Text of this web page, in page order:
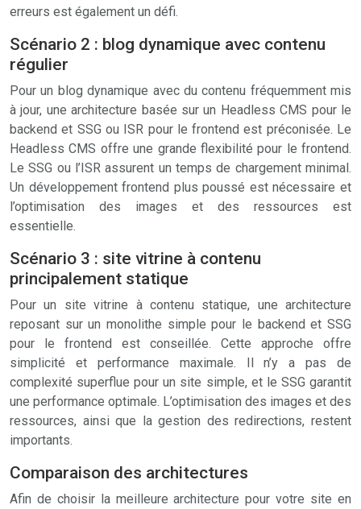
erreurs est également un défi.
Scénario 2 : blog dynamique avec contenu
régulier
Pour un blog dynamique avec du contenu fréquemment mis
à jour, une architecture basée sur un Headless CMS pour le
backend et SSG ou ISR pour le frontend est préconisée. Le
Headless CMS offre une grande flexibilité pour le frontend.
Le SSG ou l’ISR assurent un temps de chargement minimal.
Un développement frontend plus poussé est nécessaire et
l’optimisation des images et des ressources est
essentielle.
Scénario 3 : site vitrine à contenu
principalement statique
Pour un site vitrine à contenu statique, une architecture
reposant sur un monolithe simple pour le backend et SSG
pour le frontend est conseillée. Cette approche offre
simplicité et performance maximale. Il n’y a pas de
complexité superflue pour un site simple, et le SSG garantit
une performance optimale. L’optimisation des images et des
ressources, ainsi que la gestion des redirections, restent
importants.
Comparaison des architectures
Afin de choisir la meilleure architecture pour votre site en